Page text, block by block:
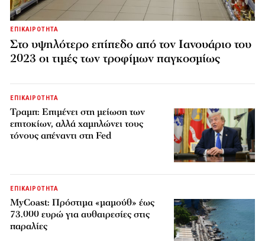
ΕΠΙΚΑΙΡΟΤΗΤΑ
Στο υψηλότερο επίπεδο από τον Ιανουάριο του
2023 οι τιμές των τροφίμων παγκοσμίως
ΕΠΙΚΑΙΡΟΤΗΤΑ
Τραμπ: Επιμένει στη μείωση των
επιτοκίων, αλλά χαμηλώνει τους
τόνους απέναντι στη Fed
ΕΠΙΚΑΙΡΟΤΗΤΑ
MyCoast: Πρόστιμα «μαμούθ» έως
73.000 ευρώ για αυθαιρεσίες στις
παραλίες